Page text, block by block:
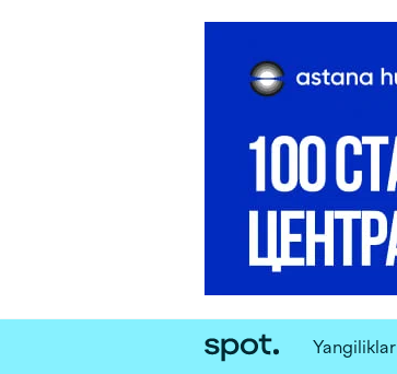
Yangiliklar